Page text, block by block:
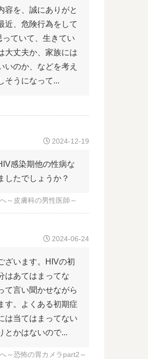
容を、誠にありがと
近、危険行為をして
っていて、生きてい
大丈夫か、家族には
いのか、などを考え
そうになって...
2024-12-19
感染期他の性病な
したでしょうか？
～皮膚科の男性医師～
2024-06-24
ざいます。HIVの初
はあてはまってな
て言い聞かせながら
す。よくある初期症
は当てはまってない
とかはないので...
～恐怖の胃カメラpart2～